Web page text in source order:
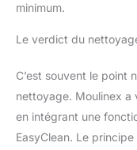
minimum.
Le verdict du
C’est souvent le point
nettoyage. Moulinex a
en intégrant une
EasyClean. Le